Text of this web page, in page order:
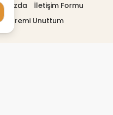
İletişim Formu
Şifremi Unuttum